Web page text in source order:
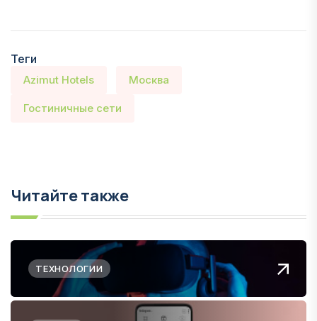
Теги
Azimut Hotels Москва
Гостиничные сети
Читайте также
ТЕХНОЛОГИИ